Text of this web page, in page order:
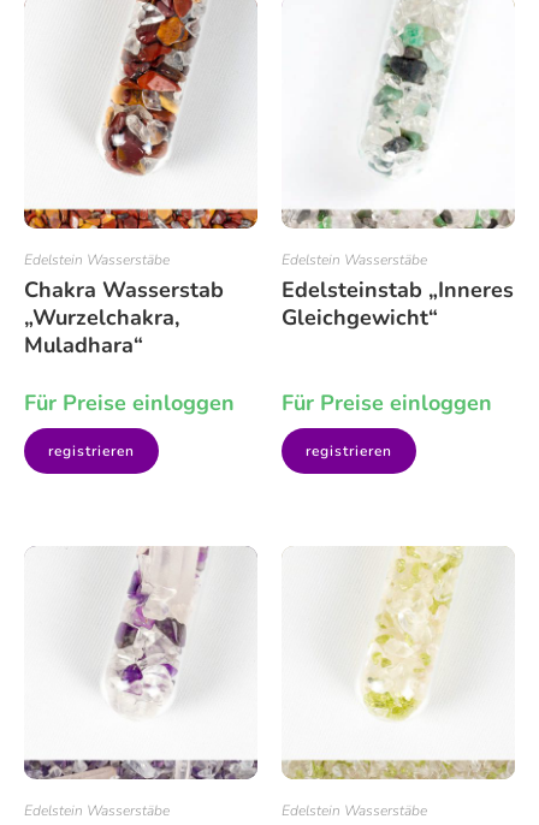
Edelstein Wasserstäbe
Chakra Wasserstab
„Wurzelchakra,
Muladhara“
Für Preise einloggen
registrieren
Edelstein Wasserstäbe
Edelsteinstab „Inneres
Gleichgewicht“
Für Preise einloggen
registrieren
Edelstein Wasserstäbe Edelstein Wasserstäbe